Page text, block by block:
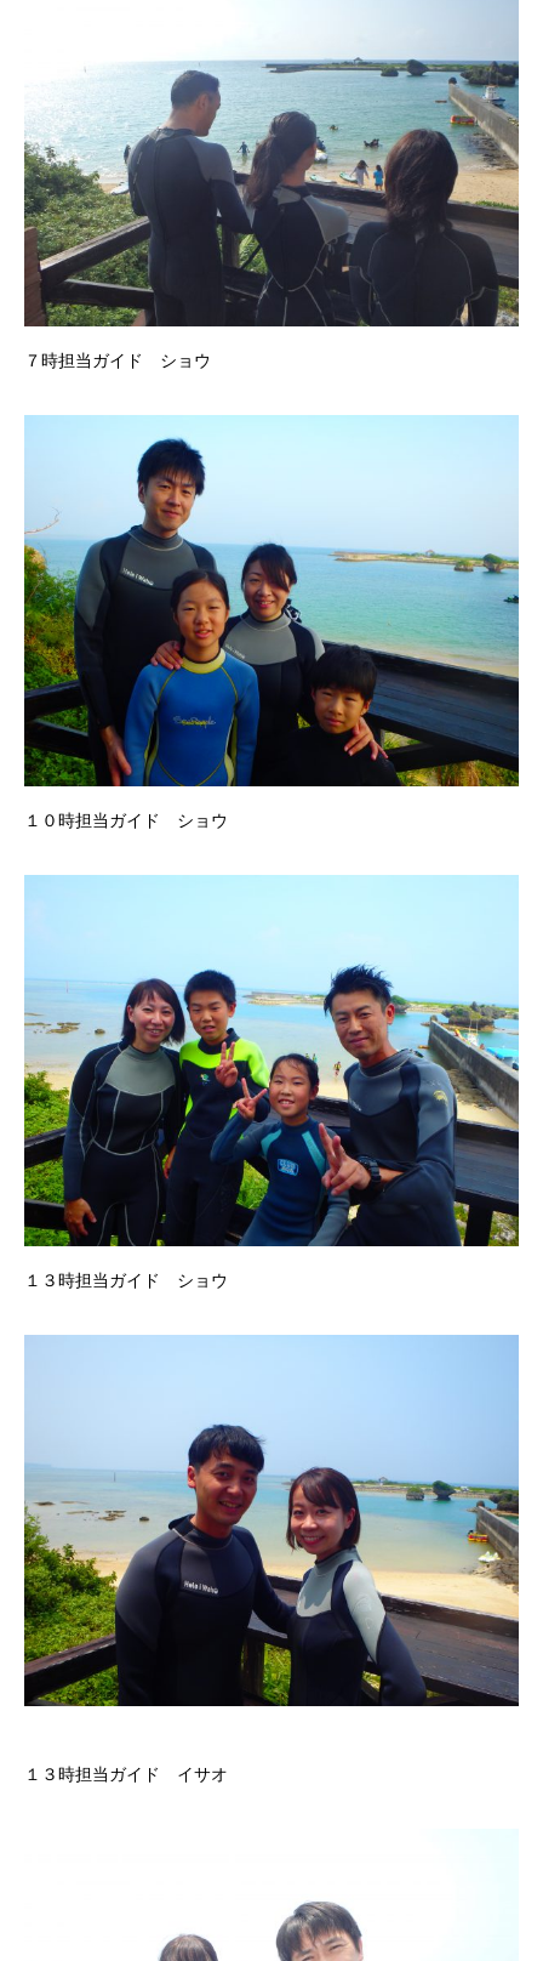
７時担当ガイド ショウ
１０時担当ガイド ショウ
１３時担当ガイド ショウ
１３時担当ガイド イサオ